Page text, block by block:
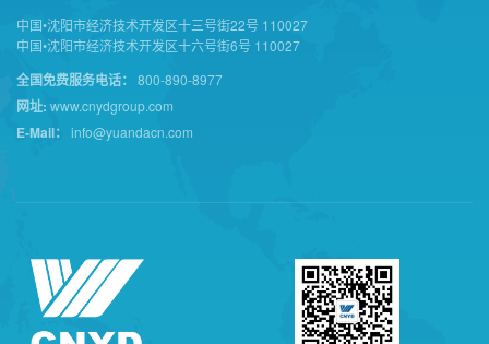
中国•沈阳市经济技术开发区十三号街22号 110027
中国•沈阳市经济技术开发区十六号街6号 110027
全国免费服务电话： 800-890-8977
网址: www.cnydgroup.com
E-Mail： info@yuandacn.com